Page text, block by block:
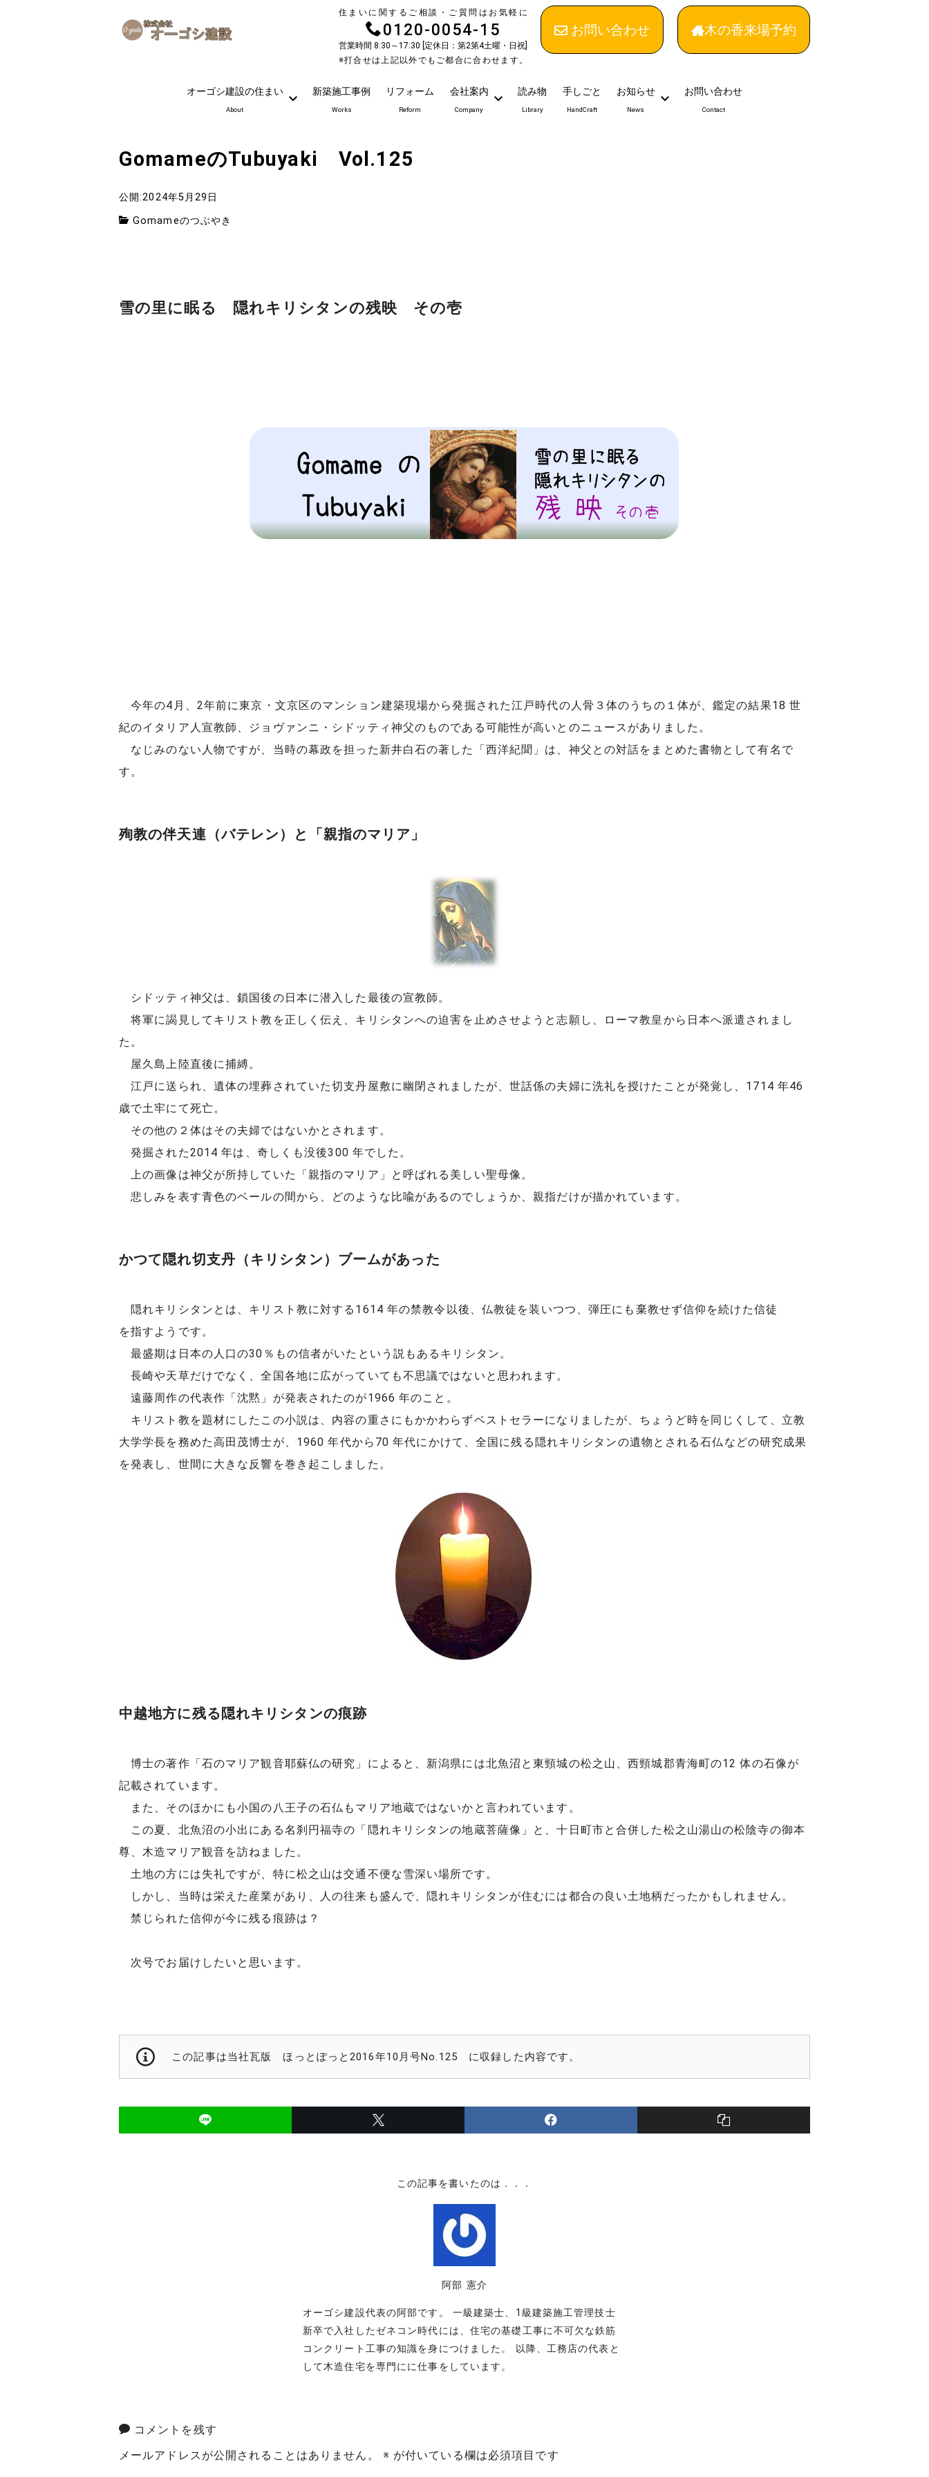
住まいに関するご相談・ご質問はお気軽に
0120-0054-15
営業時間 8:30～17:30 [定休日：第2第4土曜・日祝]
※打合せは上記以外でもご都合に合わせます。
お問い合わせ 木の香来場予約
オーゴシ建設の住まい
About
新築施工事例
Works
リフォーム
Reform
会社案内
Company
読み物
Library
手しごと
HandCraft
お知らせ
News
お問い合わせ
Contact
GomameのTubuyaki Vol.125
公開:2024年5月29日
Gomameのつぶやき
雪の里に眠る 隠れキリシタンの残映 その壱
今年の4月、2年前に東京・文京区のマンション建築現場から発掘された江戸時代の人骨３体のうちの１体が、鑑定の結果18 世
紀のイタリア人宣教師、ジョヴァンニ・シドッティ神父のものである可能性が高いとのニュースがありました。
なじみのない人物ですが、当時の幕政を担った新井白石の著した「西洋紀聞」は、神父との対話をまとめた書物として有名で
す。
殉教の伴天連（バテレン）と「親指のマリア」
シドッティ神父は、鎖国後の日本に潜入した最後の宣教師。
将軍に謁見してキリスト教を正しく伝え、キリシタンへの迫害を止めさせようと志願し、ローマ教皇から日本へ派遣されまし
た。
屋久島上陸直後に捕縛。
江戸に送られ、遺体の埋葬されていた切支丹屋敷に幽閉されましたが、世話係の夫婦に洗礼を授けたことが発覚し、1714 年46
歳で土牢にて死亡。
その他の２体はその夫婦ではないかとされます。
発掘された2014 年は、奇しくも没後300 年でした。
上の画像は神父が所持していた「親指のマリア」と呼ばれる美しい聖母像。
悲しみを表す青色のベールの間から、どのような比喩があるのでしょうか、親指だけが描かれています。
かつて隠れ切支丹（キリシタン）ブームがあった
隠れキリシタンとは、キリスト教に対する1614 年の禁教令以後、仏教徒を装いつつ、弾圧にも棄教せず信仰を続けた信徒
を指すようです。
最盛期は日本の人口の30％もの信者がいたという説もあるキリシタン。
長崎や天草だけでなく、全国各地に広がっていても不思議ではないと思われます。
遠藤周作の代表作「沈黙」が発表されたのが1966 年のこと。
キリスト教を題材にしたこの小説は、内容の重さにもかかわらずベストセラーになりましたが、ちょうど時を同じくして、立教
大学学長を務めた高田茂博士が、1960 年代から70 年代にかけて、全国に残る隠れキリシタンの遺物とされる石仏などの研究成果
を発表し、世間に大きな反響を巻き起こしました。
中越地方に残る隠れキリシタンの痕跡
博士の著作「石のマリア観音耶蘇仏の研究」によると、新潟県には北魚沼と東頸城の松之山、西頸城郡青海町の12 体の石像が
記載されています。
また、そのほかにも小国の八王子の石仏もマリア地蔵ではないかと言われています。
この夏、北魚沼の小出にある名刹円福寺の「隠れキリシタンの地蔵菩薩像」と、十日町市と合併した松之山湯山の松陰寺の御本
尊、木造マリア観音を訪ねました。
土地の方には失礼ですが、特に松之山は交通不便な雪深い場所です。
しかし、当時は栄えた産業があり、人の往来も盛んで、隠れキリシタンが住むには都合の良い土地柄だったかもしれません。
禁じられた信仰が今に残る痕跡は？
次号でお届けしたいと思います。
この記事は当社瓦版 ほっとぽっと2016年10月号No.125 に収録した内容です。
この記事を書いたのは．．．
阿部 憲介
オーゴシ建設代表の阿部です。 一級建築士、1級建築施工管理技士
新卒で入社したゼネコン時代には、住宅の基礎工事に不可欠な鉄筋
コンクリート工事の知識を身につけました。 以降、工務店の代表と
して木造住宅を専門にに仕事をしています。
コメントを残す
メールアドレスが公開されることはありません。
※ が付いている欄は必須項目です